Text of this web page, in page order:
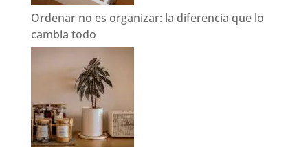
Ordenar no es organizar: la diferencia que lo
cambia todo